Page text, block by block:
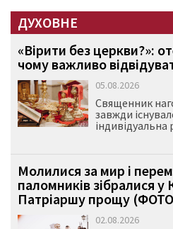
ДУХОВНЕ
«Вірити без церкви?»:
чому важливо
05.08.2026
Священник
завжди
індивідуальна
Молилися за мир і
паломників зібралися у
Патріаршу прощу
02.08.2026